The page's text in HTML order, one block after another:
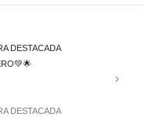
DESTACADA
DESTACADA